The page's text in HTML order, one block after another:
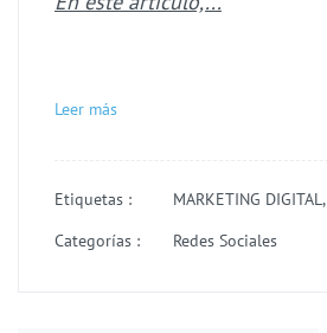
Leer más
Etiquetas : MARKETING DIGITAL,
Categorías :
Redes Sociales